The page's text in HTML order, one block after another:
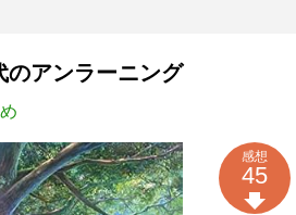
アンラーニング
感想
45